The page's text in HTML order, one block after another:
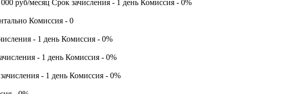
руб/месяц Срок зачисления - 1 день Комиссия - 0%
Комиссия - 0
- 1 день Комиссия - 0%
- 1 день Комиссия - 0%
- 1 день Комиссия - 0%